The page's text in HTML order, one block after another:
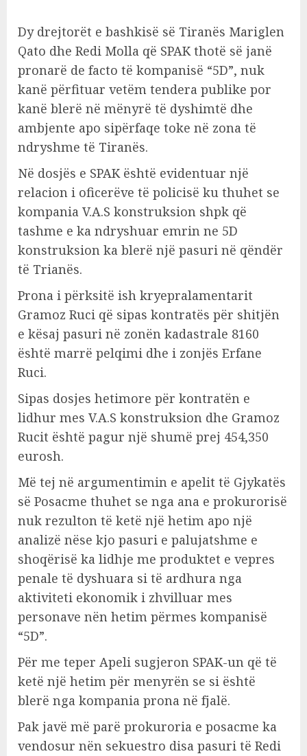
Dy drejtorët e bashkisë së Tiranës Mariglen
Qato dhe Redi Molla që SPAK thotë së janë
pronarë de facto të kompanisë “5D”, nuk
kanë përfituar vetëm tendera publike por
kanë blerë në mënyrë të dyshimtë dhe
ambjente apo sipërfaqe toke në zona të
ndryshme të Tiranës.
Në dosjës e SPAK është evidentuar një
relacion i oficerëve të policisë ku thuhet se
kompania V.A.S konstruksion shpk që
tashme e ka ndryshuar emrin ne 5D
konstruksion ka blerë një pasuri në qëndër
të Trianës.
Prona i përksitë ish kryepralamentarit
Gramoz Ruci që sipas kontratës për shitjën
e kësaj pasuri në zonën kadastrale 8160
është marrë pelqimi dhe i zonjës Erfane
Ruci.
Sipas dosjes hetimore për kontratën e
lidhur mes V.A.S konstruksion dhe Gramoz
Rucit është pagur një shumë prej 454,350
eurosh.
Më tej në argumentimin e apelit të Gjykatës
së Posacme thuhet se nga ana e prokurorisë
nuk rezulton të ketë një hetim apo një
analizë nëse kjo pasuri e palujatshme e
shoqërisë ka lidhje me produktet e vepres
penale të dyshuara si të ardhura nga
aktiviteti ekonomik i zhvilluar mes
personave nën hetim përmes kompanisë
“5D”.
Për me teper Apeli sugjeron SPAK-un që të
ketë një hetim për menyrën se si është
blerë nga kompania prona në fjalë.
Pak javë më parë prokuroria e posacme ka
vendosur nën sekuestro disa pasuri të Redi